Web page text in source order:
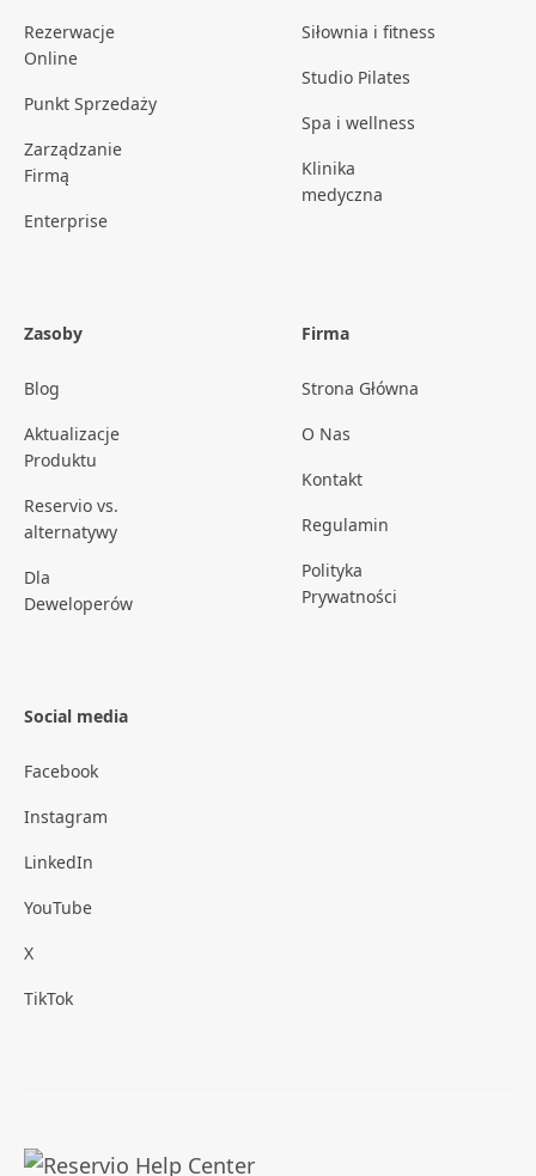
Rezerwacje
Online
Punkt Sprzedaży
Zarządzanie
Firmą
Enterprise
Siłownia i fitness
Studio Pilates
Spa i wellness
Klinika
medyczna
Zasoby
Blog
Aktualizacje
Produktu
Reservio vs.
alternatywy
Dla
Deweloperów
Firma
Strona Główna
O Nas
Kontakt
Regulamin
Polityka
Prywatności
Social media
Facebook
Instagram
LinkedIn
YouTube
X
TikTok